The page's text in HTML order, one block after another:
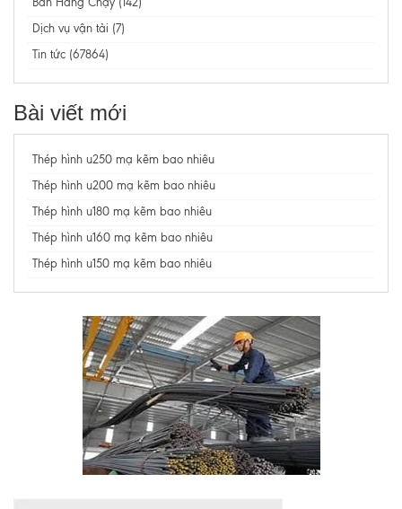
Dịch vụ vận tải (7)
Tin tức (67864)
Bài viết mới
Thép hình u250 mạ kẽm bao nhiêu
Thép hình u200 mạ kẽm bao nhiêu
Thép hình u180 mạ kẽm bao nhiêu
Thép hình u160 mạ kẽm bao nhiêu
Thép hình u150 mạ kẽm bao nhiêu